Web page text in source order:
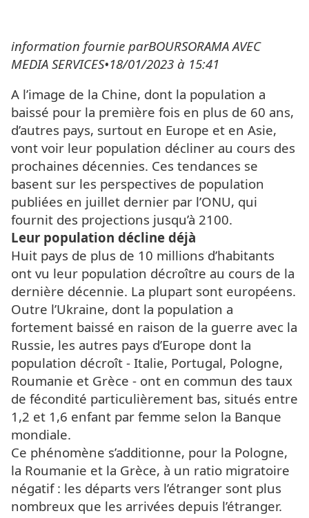
information fournie parBOURSORAMA AVEC
MEDIA SERVICES•18/01/2023 à 15:41
A l’image de la Chine, dont la population a
baissé pour la première fois en plus de 60 ans,
d’autres pays, surtout en Europe et en Asie,
vont voir leur population décliner au cours des
prochaines décennies. Ces tendances se
basent sur les perspectives de population
publiées en juillet dernier par l’ONU, qui
fournit des projections jusqu’à 2100.
Leur population décline déjà
Huit pays de plus de 10 millions d’habitants
ont vu leur population décroître au cours de la
dernière décennie. La plupart sont européens.
Outre l’Ukraine, dont la population a
fortement baissé en raison de la guerre avec la
Russie, les autres pays d’Europe dont la
population décroît - Italie, Portugal, Pologne,
Roumanie et Grèce - ont en commun des taux
de fécondité particulièrement bas, situés entre
1,2 et 1,6 enfant par femme selon la Banque
mondiale.
Ce phénomène s’additionne, pour la Pologne,
la Roumanie et la Grèce, à un ratio migratoire
négatif : les départs vers l’étranger sont plus
nombreux que les arrivées depuis l’étranger.